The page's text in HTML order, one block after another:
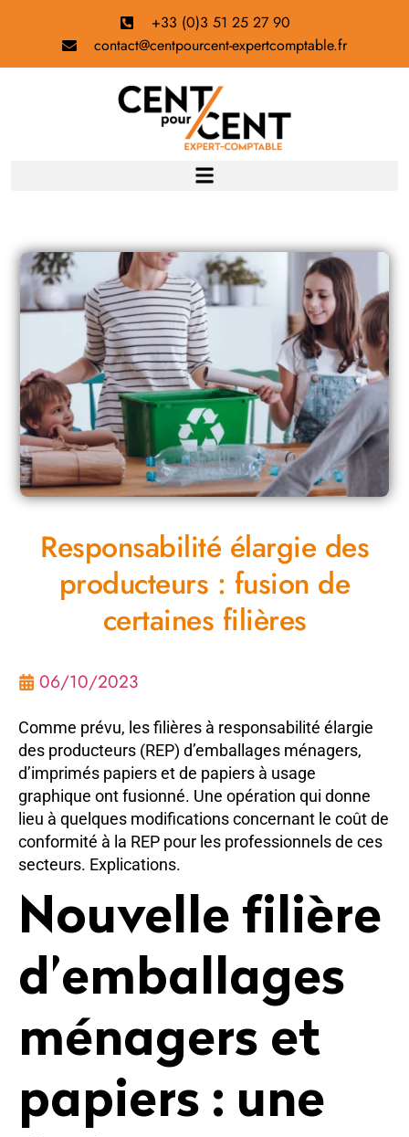
+33 (0)3 51 25 27 90
contact@centpourcent-expertcomptable.fr
Responsabilité élargie des
producteurs : fusion de
certaines filières
06/10/2023
Comme prévu, les filières à responsabilité élargie
des producteurs (REP) d’emballages ménagers,
d’imprimés papiers et de papiers à usage
graphique ont fusionné. Une opération qui donne
lieu à quelques modifications concernant le coût de
conformité à la REP pour les professionnels de ces
secteurs. Explications.
Nouvelle filière
d’emballages
ménagers et
papiers : une